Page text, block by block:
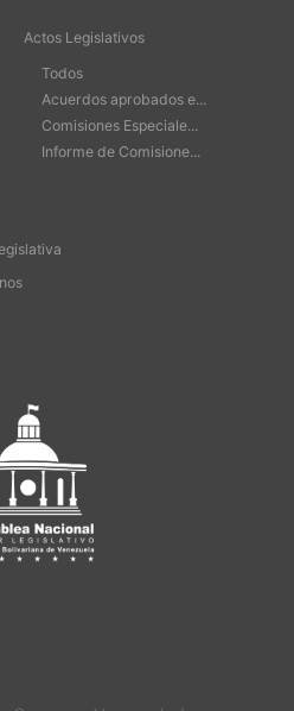
Actos Legislativos
Todos
Acuerdos aprobados e...
Comisiones Especiale...
Informe de Comisione...